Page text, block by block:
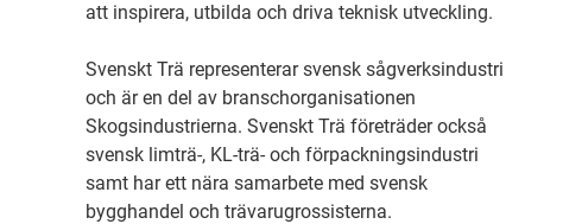
att inspirera, utbilda och driva teknisk utveckling.
Svenskt Trä representerar svensk sågverksindustri
och är en del av branschorganisationen
Skogsindustrierna. Svenskt Trä företräder också
svensk limträ-, KL-trä- och förpackningsindustri
samt har ett nära samarbete med svensk
bygghandel och trävarugrossisterna.